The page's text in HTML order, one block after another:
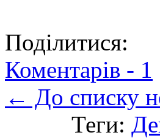
Поділитися:
Коментарів - 1
← До списку
Теги: